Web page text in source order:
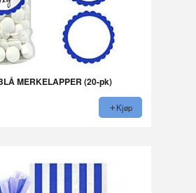
MERKELAPPER (20-pk)
Kjøp